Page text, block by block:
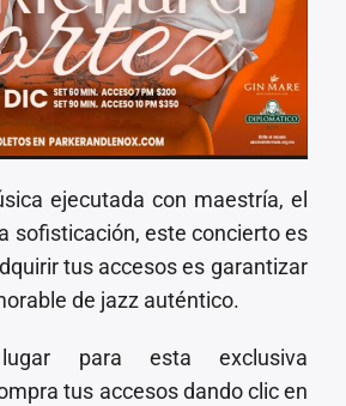
ejecutada con maestría, el
sofisticación, este concierto es
tus accesos es garantizar
de jazz auténtico.
para esta exclusiva
tus accesos dando clic en